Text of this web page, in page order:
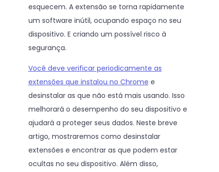
esquecem. A extensão se torna rapidamente
um software inútil, ocupando espaço no seu
dispositivo. E criando um possível risco à
segurança.
Você deve verificar periodicamente as
extensões que instalou no Chrome e
desinstalar as que não está mais usando. Isso
melhorará o desempenho do seu dispositivo e
ajudará a proteger seus dados. Neste breve
artigo, mostraremos como desinstalar
extensões e encontrar as que podem estar
ocultas no seu dispositivo. Além disso,